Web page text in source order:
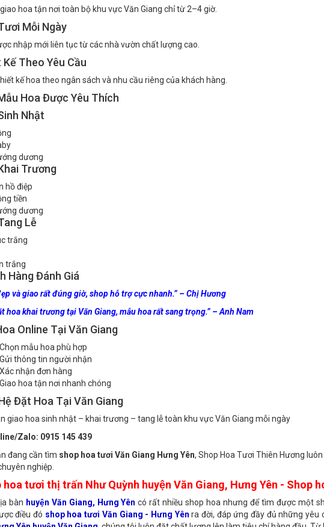
Nhanh
hoa tận nơi toàn bộ khu vực Văn Giang chỉ từ 2–4 giờ.
Mỗi Ngày
nhập mới liên tục từ các nhà vườn chất lượng cao.
Theo Yêu Cầu
kế hoa theo ngân sách và nhu cầu riêng của khách hàng.
Hoa Được Yêu Thích
Nhật
dương
Trương
hồ điệp
tiền
dương
Lễ
trắng
trắng
Hàng Đánh Giá
và giao rất đúng giờ, shop hỗ trợ cực nhanh.” – Chị Hương
hoa khai trương tại Văn Giang, mẫu hoa rất sang trọng.” – Anh Nam
Online Tại Văn Giang
Chọn mẫu hoa phù hợp
Gửi thông tin người nhận
Xác nhận đơn hàng
Giao hoa tận nơi nhanh chóng
Đặt Hoa Tại Văn Giang
giao hoa sinh nhật – khai trương – tang lễ toàn khu vực Văn Giang mỗi ngày
Zalo: 0915 145 439
đang cần tìm
nghiệp.
hoa tươi thị trấn Như Quỳnh huyện Văn Giang, Hưng Yên - Shop
bàn huyện Văn Giang, Hưng Yêncó rất nhiều shop hoa nhưng để tìm được một